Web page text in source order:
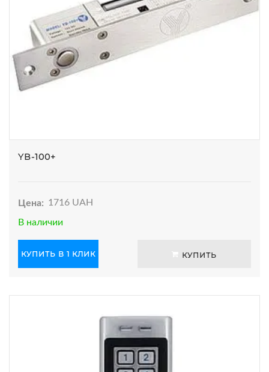
YB-100+
Цена: 1716 UAH
В наличии
КУПИТЬ В 1 КЛИК КУПИТЬ